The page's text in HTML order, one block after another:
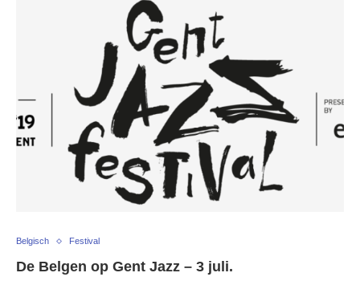
Belgisch Festival
De Belgen op Gent Jazz – 3 juli.